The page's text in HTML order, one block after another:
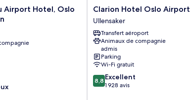
Airport Hotel, Oslo
Clarion
Hotel
Oslo
Airport
Ullensaker
Clarion Hotel Oslo Airport
Ullensaker
Transfert aéroport
Animaux de compagnie
admis
Parking
Wi-Fi gratuit
8.8
sur
8,8 Excellent
1 928 avis